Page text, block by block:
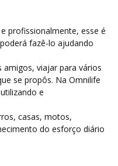
profissionalmente, esse é
fazê-lo ajudando
viajar para vários
se propôs. Na Omnilife
e
casas, motos,
do esforço diário